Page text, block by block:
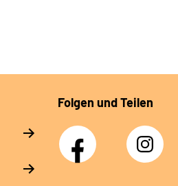
Folgen und Teilen
Facebook
Instagram
DRV